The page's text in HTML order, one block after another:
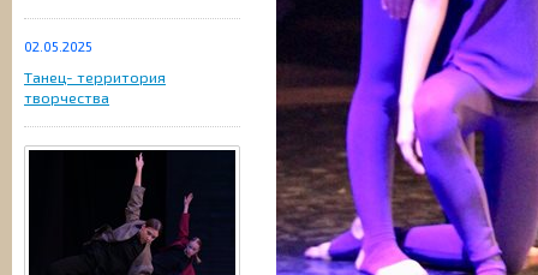
02.05.2025
Танец- территория
творчества